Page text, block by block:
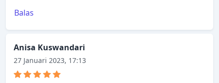
Balas
Anisa Kuswandari
27 Januari 2023, 17:13